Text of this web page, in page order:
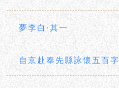
夢李白·其一
自京赴奉先縣詠懷五百字